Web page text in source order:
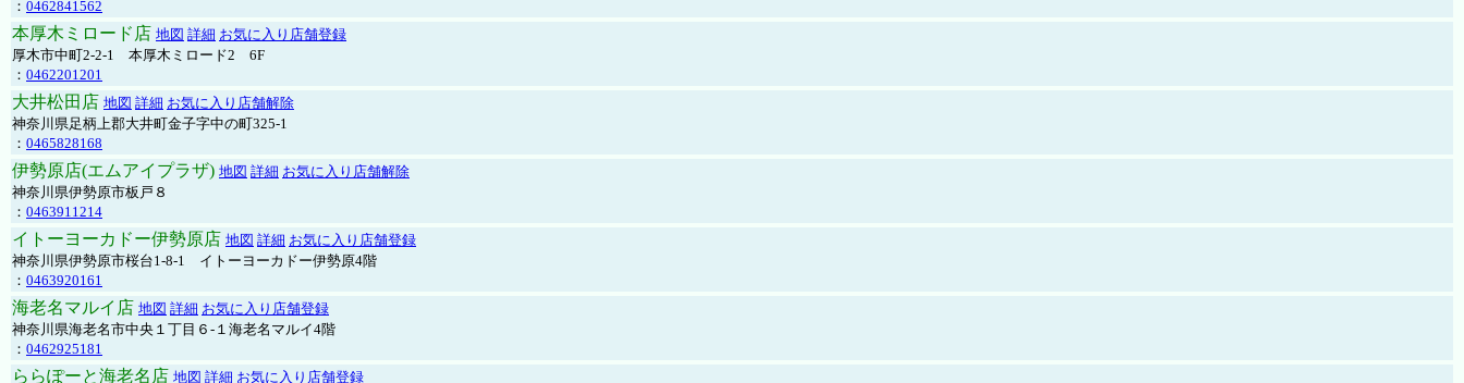
： 0462841562
本厚木ミロード店 地図 詳細 お気に入り店舗登録
厚木市中町2-2-1 本厚木ミロード2 6F
： 0462201201
大井松田店 地図 詳細 お気に入り店舗解除
神奈川県足柄上郡大井町金子字中の町325-1
： 0465828168
伊勢原店(エムアイプラザ) 地図 詳細 お気に入り店舗解除
神奈川県伊勢原市板戸８
： 0463911214
イトーヨーカドー伊勢原店 地図 詳細 お気に入り店舗登録
神奈川県伊勢原市桜台1-8-1 イトーヨーカドー伊勢原4階
： 0463920161
海老名マルイ店 地図 詳細 お気に入り店舗登録
神奈川県海老名市中央１丁目６-１海老名マルイ4階
： 0462925181
ららぽーと海老名店 地図 詳細 お気に入り店舗登録